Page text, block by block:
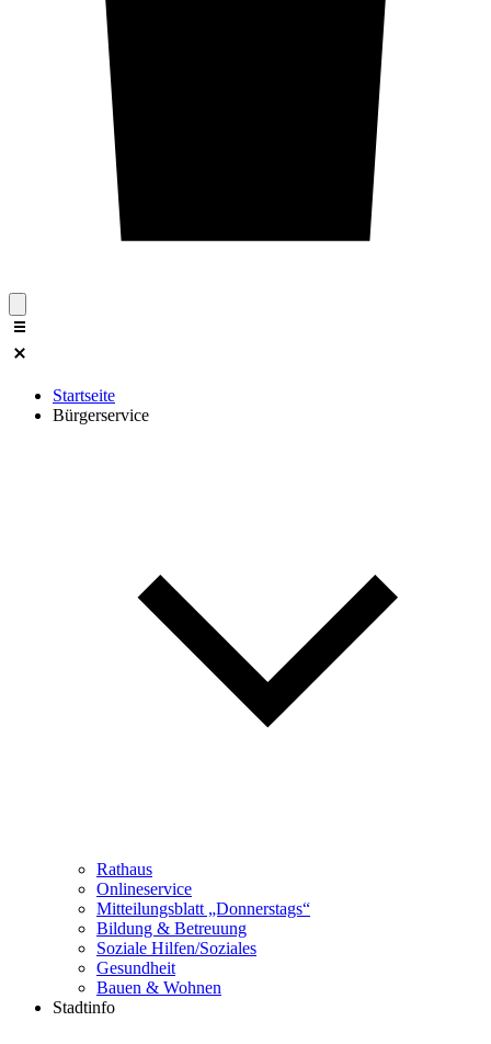
Startseite
Bürgerservice
Rathaus
Onlineservice
Mitteilungsblatt „Donnerstags“
Bildung & Betreuung
Soziale Hilfen/Soziales
Gesundheit
Bauen & Wohnen
Stadtinfo